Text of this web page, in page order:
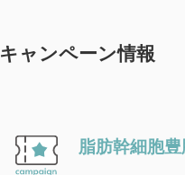
キャンペーン情報
脂肪幹細胞